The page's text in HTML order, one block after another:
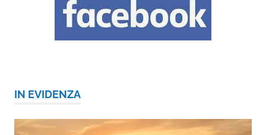
IN EVIDENZA